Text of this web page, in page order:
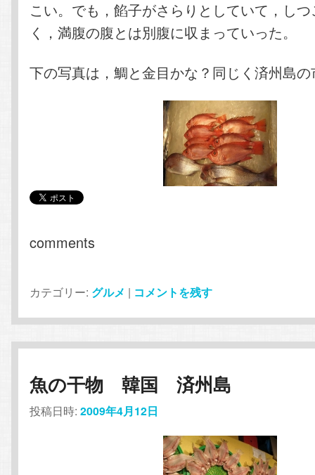
こい。でも，餡子がさらりとしていて，し
く，満腹の腹とは別腹に収まっていった。
下の写真は，鯛と金目かな？同じく済州島
comments
カテゴリー: グルメ | コメントを残す
魚の干物 韓国 済州島
投稿日時:2009年4月12日